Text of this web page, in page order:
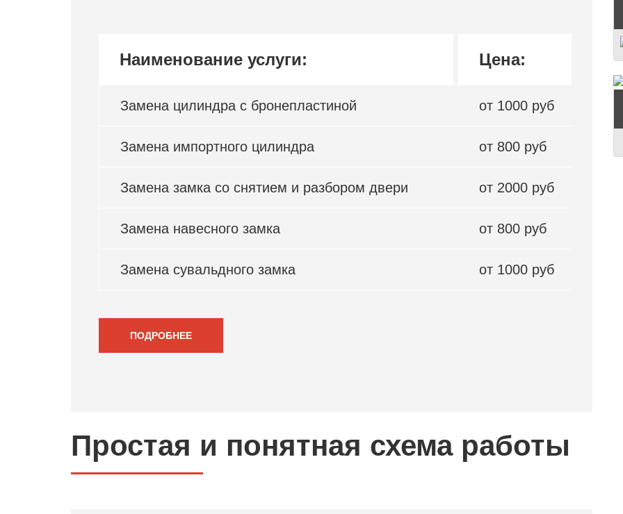
Простая и понятная схема работы
Наименование услуги: Цена:
Замена цилиндра с бронепластиной от 1000 руб
Замена импортного цилиндра от 800 руб
Замена замка со снятием и разбором двери от 2000 руб
Замена навесного замка от 800 руб
Замена сувальдного замка от 1000 руб
ПОДРОБНЕЕ